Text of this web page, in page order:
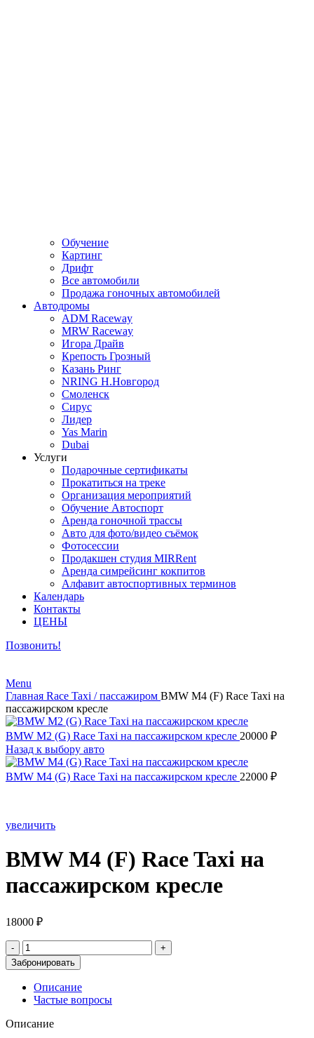
Обучение
Картинг
Дрифт
Все автомобили
Продажа гоночных автомобилей
Автодромы
ADM Raceway
MRW Raceway
Игора Драйв
Крепость Грозный
Казань Ринг
NRING Н.Новгород
Смоленск
Сирус
Лидер
Yas Marin
Dubai
Услуги
Подарочные сертификаты
Прокатиться на треке
Организация мероприятий
Обучение Автоспорт
Аренда гоночной трассы
Авто для фото/видео съёмок
Фотосессии
Продакшен студия MIRRent
Аренда симрейсинг кокпитов
Алфавит автоспортивных терминов
Календарь
Контакты
ЦЕНЫ
Позвонить!
Menu
Главная Race Taxi / пассажиром BMW M4 (F) Race Taxi на
пассажирском кресле
BMW M2 (G) Race Taxi на пассажирском кресле 20000 ₽
Назад к выбору авто
BMW M4 (G) Race Taxi на пассажирском кресле 22000 ₽
увеличить
BMW M4 (F) Race Taxi на
пассажирском кресле
18000 ₽
Количество
товара
BMW
M4
(F)
Race
Taxi
Забронировать
Описание
Частые вопросы
Описание